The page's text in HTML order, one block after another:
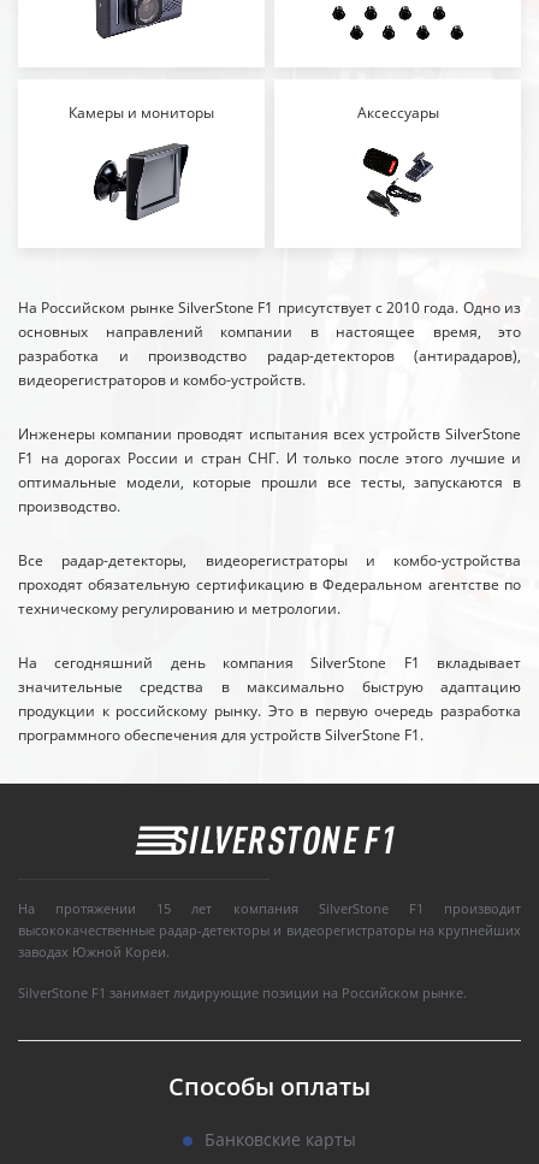
Камеры и мониторы Аксессуары
На Российском рынке SilverStone F1 присутствует с 2010 года. Одно из
основных направлений компании в настоящее время, это
разработка и производство радар-детекторов (антирадаров),
видеорегистраторов и комбо-устройств.
Инженеры компании проводят испытания всех устройств SilverStone
F1 на дорогах России и стран СНГ. И только после этого лучшие и
оптимальные модели, которые прошли все тесты, запускаются в
производство.
Все радар-детекторы, видеорегистраторы и комбо-устройства
проходят обязательную сертификацию в Федеральном агентстве по
техническому регулированию и метрологии.
На сегодняшний день компания SilverStone F1 вкладывает
значительные средства в максимально быструю адаптацию
продукции к российскому рынку. Это в первую очередь разработка
программного обеспечения для устройств SilverStone F1.
На протяжении 15 лет компания SilverStone F1 производит
высококачественные радар-детекторы и видеорегистраторы на крупнейших
заводах Южной Кореи.
SilverStone F1 занимает лидирующие позиции на Российском рынке.
Способы оплаты
Банковские карты